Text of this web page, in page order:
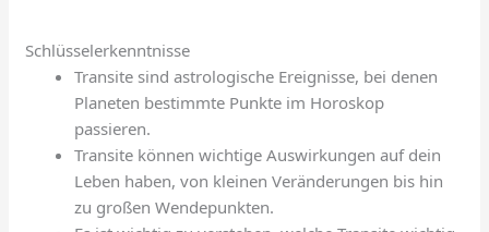
Schlüsselerkenntnisse
Transite sind astrologische Ereignisse, bei denen
Planeten bestimmte Punkte im Horoskop
passieren.
Transite können wichtige Auswirkungen auf dein
Leben haben, von kleinen Veränderungen bis hin
zu großen Wendepunkten.